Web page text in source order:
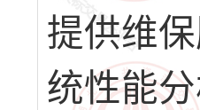
提供维
统性能